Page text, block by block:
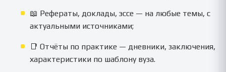
📖 Рефераты, доклады, эссе — на любые темы, с
актуальными источниками;
📑 Отчёты по практике — дневники, заключения,
характеристики по шаблону вуза.